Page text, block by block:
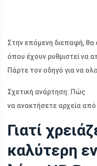
Στην επόμενη διεπαφή, θα
όπου έχουν ρυθμιστεί να
Πάρτε τον οδηγό για να
Σχετική ανάρτηση: Πώς
να ανακτήσετε αρχεία
Γιατί
καλύτερη